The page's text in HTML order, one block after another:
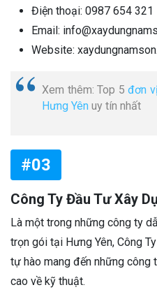
Điện thoại: 0987 654 321
Email:
Website:
Xem thêm: Top 5 đơn
Hưng Yên uy tín nhất
#03
Công Ty Đầu Tư Xây
Là một trong những công ty
trọn gói tại Hưng Yên, Công
tự hào mang đến những công
cao về kỹ thuật.